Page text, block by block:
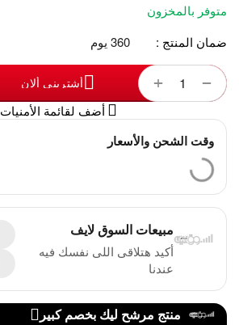
متوفر بالمخزون
ضمان المنتج :
360 يوم
+ − أشترينى ألان
أضف لقائمة الأمنيات
وقت الشحن والأسعار
مبيعات السوق لايف
أكيد هتلاقى اللى نفسك فيه
عندنا
منتج مرشح ليك بخصم كبير